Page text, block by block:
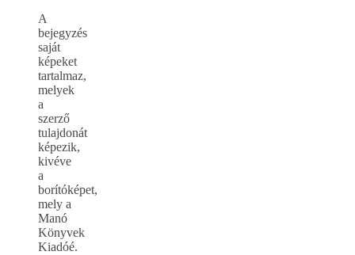
A
bejegyzés
saját
képeket
tartalmaz,
melyek
a
szerző
tulajdonát
képezik,
kivéve
a
borítóképet,
mely a
Manó
Könyvek
Kiadóé.